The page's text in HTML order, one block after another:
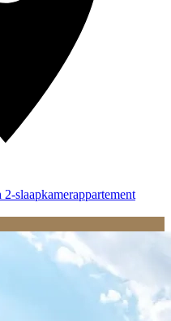
slaapkamerappartement